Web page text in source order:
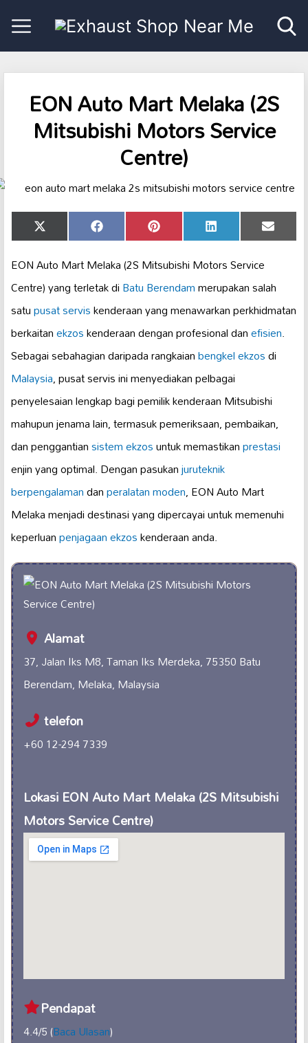
EON Auto Mart Melaka (2S
Mitsubishi Motors Service
Centre)
Share
on
X
(Twitter)
Share
on
Facebook Share
on
Pinterest Share
on
LinkedIn Share
on
Email
EON Auto Mart Melaka (2S Mitsubishi Motors Service
Centre) yang terletak diBatu Berendammerupakan salah
satupusat serviskenderaan yang menawarkan perkhidmatan
berkaitanekzoskenderaan dengan profesional danefisien.
Sebagai sebahagian daripada rangkaianbengkel ekzosdi
Malaysia, pusat servis ini menyediakan pelbagai
penyelesaian lengkap bagi pemilik kenderaan Mitsubishi
mahupun jenama lain, termasuk pemeriksaan, pembaikan,
dan penggantiansistem ekzosuntuk memastikanprestasi
enjin yang optimal. Dengan pasukanjuruteknik
berpengalamandanperalatan moden, EON Auto Mart
Melaka menjadi destinasi yang dipercayai untuk memenuhi
keperluanpenjagaan ekzoskenderaan anda.
Alamat
37, Jalan Iks M8, Taman Iks Merdeka, 75350 Batu
Berendam, Melaka, Malaysia
telefon
+60 12-294 7339
Lokasi EON Auto Mart Melaka (2S Mitsubishi
Motors Service Centre)
Pendapat
4.4/5 (Baca Ulasan)